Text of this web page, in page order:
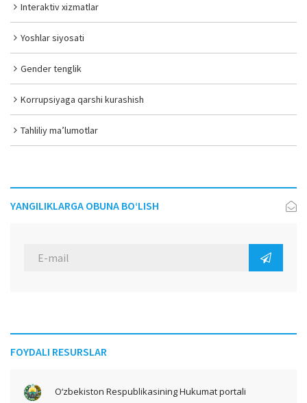
Interaktiv xizmatlar
Yoshlar siyosati
Gender tenglik
Korrupsiyaga qarshi kurashish
Tahliliy ma’lumotlar
YANGILIKLARGA OBUNA BO‘LISH
FOYDALI RESURSLAR
O‘zbekiston Respublikasining Hukumat portali